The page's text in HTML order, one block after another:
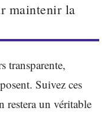
maintenir la
transparente,
Suivez ces
restera un véritable